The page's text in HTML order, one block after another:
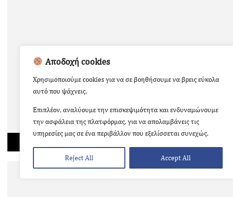
Αποδοχή cookies
Χρησιμοποιούμε cookies για να σε βοηθήσουμε να βρεις εύκολα
αυτό που ψάχνεις.
Επιπλέον, αναλύουμε την επισκεψιμότητα και ενδυναμώνουμε
την ασφάλεια της πλατφόρμας, για να απολαμβάνεις τις
υπηρεσίες μας σε ένα περιβάλλον που εξελίσσεται συνεχώς.
Reject All Accept All